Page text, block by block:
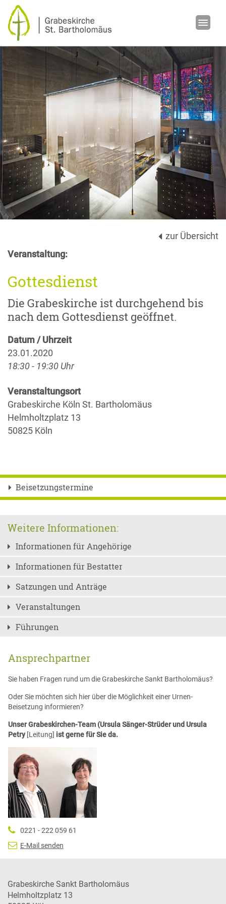
zur Übersicht
Veranstaltung:
Gottesdienst
Die Grabeskirche ist durchgehend bis
nach dem Gottesdienst geöffnet.
Datum / Uhrzeit
23.01.2020
18:30 - 19:30 Uhr
Veranstaltungsort
Grabeskirche Köln St. Bartholomäus
Helmholtzplatz 13
50825 Köln
Beisetzungstermine
Weitere Informationen:
Informationen für Angehörige
Informationen für Bestatter
Satzungen und Anträge
Veranstaltungen
Führungen
Ansprechpartner
Sie haben Fragen rund um die Grabeskirche Sankt Bartholomäus?
Oder Sie möchten sich hier über die Möglichkeit einer Urnen-
Beisetzung informieren?
Unser Grabeskirchen-Team (Ursula Sänger-Strüder und Ursula
Petry[Leitung] ist gerne für Sie da.
0221 - 222 059 61
E-Mail senden
Grabeskirche Sankt Bartholomäus
Helmholtzplatz 13